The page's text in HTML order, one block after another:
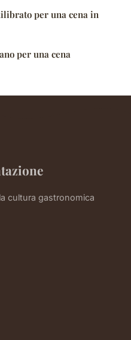
per una cena in
per una cena
cultura gastronomica